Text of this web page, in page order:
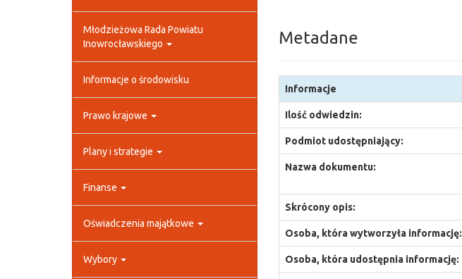
Młodzieżowa Rada Powiatu
Inowrocławskiego
Informacje o środowisku
Prawo krajowe
Plany i strategie
Finanse
Oświadczenia majątkowe
Wybory
Metadane
Informacje
Ilość odwiedzin:
Podmiot udostępniający:
Nazwa dokumentu:
Skrócony opis:
Osoba, która wytworzyła informację:
Osoba, która udostępnia informację: